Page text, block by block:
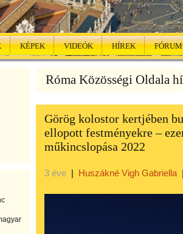
KÉPEK VIDEÓK HÍREK FÓRUM
Róma Közösségi Oldala
Görög kolostor kertjében
ellopott festményekre –
műkincslopása 2022
3 éve | Huszákné Vigh Gabriella